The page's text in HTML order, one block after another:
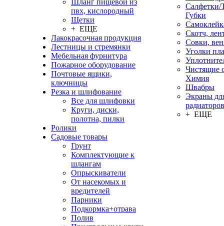
Шланг пищевой из
пвх, кислородный
Щетки
+ ЕЩЕ
Лакокрасочная продукция
Лестницы и стремянки
Мебельная фурнитура
Пожарное оборудование
Почтовые ящики,
ключницы
Резка и шлифование
Все для шлифовки
Круги, диски,
полотна, пилки
Ролики
Садовые товары
Грунт
Комплектующие к
шлангам
Опрыскиватели
От насекомых и
вредителей
Парники
Подкормка+отрава
Полив
Салфетки/
Губки
Скотч,
Совки,
Уголки
Чистящие
Химия
Швабры
Экраны
радиаторов
+ ЕЩЕ